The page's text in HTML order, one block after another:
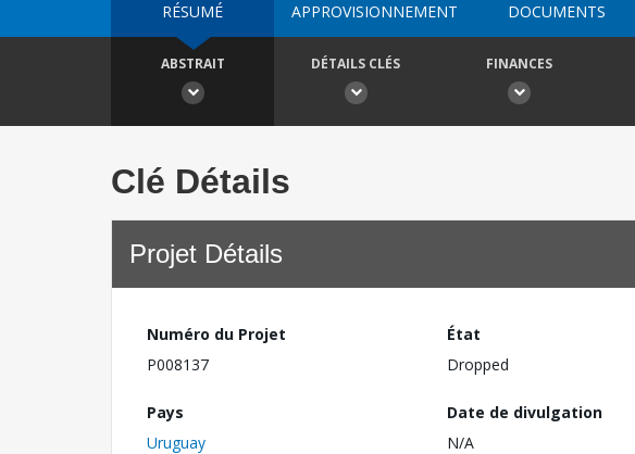
RÉSUMÉ APPROVISIONNEMENT DOCUMENTS
ABSTRAIT DÉTAILS CLÉS FINANCES
Clé Détails
Projet Détails
Numéro du Projet
P008137
État
Dropped
Pays
Uruguay
Date de divulgation
N/A